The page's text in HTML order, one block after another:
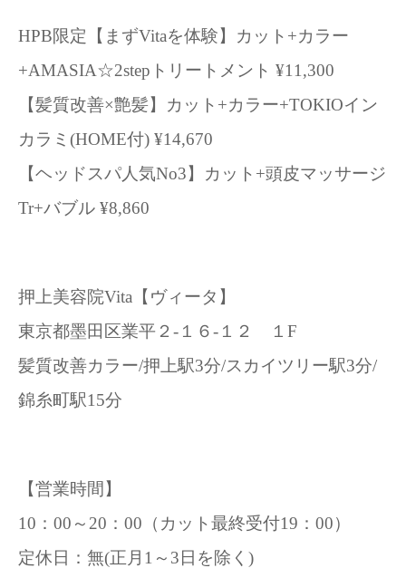
HPB限定【まずVitaを体験】カット+カラー
+AMASIA☆2stepトリートメント ¥11,300
【髪質改善×艶髪】カット+カラー+TOKIOイン
カラミ(HOME付) ¥14,670
【ヘッドスパ人気No3】カット+頭皮マッサージ
Tr+バブル ¥8,860
押上美容院Vita【ヴィータ】
東京都墨田区業平２-１６-１２ １F
髪質改善カラー/押上駅3分/スカイツリー駅3分/
錦糸町駅15分
【営業時間】
10：00～20：00（カット最終受付19：00）
定休日：無(正月1～3日を除く)